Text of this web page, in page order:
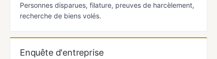
Personnes disparues, filature, preuves de harcèlement,
recherche de biens volés.
Enquête d'entreprise